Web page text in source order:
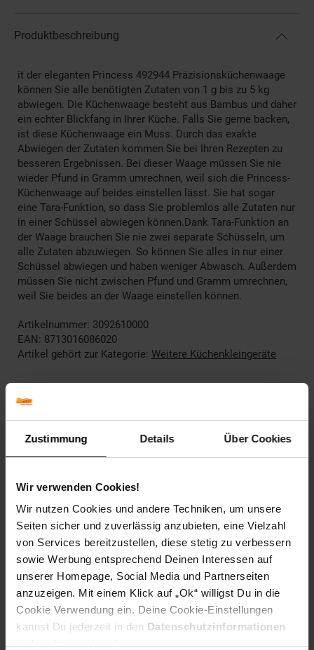
Zustimmung Details Über Cookies
Wir verwenden Cookies!
Wir nutzen Cookies und andere Techniken, um unsere
Seiten sicher und zuverlässig anzubieten, eine Vielzahl
von Services bereitzustellen, diese stetig zu verbessern
sowie Werbung entsprechend Deinen Interessen auf
unserer Homepage, Social Media und Partnerseiten
anzuzeigen. Mit einem Klick auf „Ok“ willigst Du in die
Cookie Verwendung ein. Deine Cookie-Einstellungen
kannst Du jederzeit in den Datenschutzinformationen
Produktbeschreibung
it der eleganten Princess 492944 Präzisionsküchenwaage
können Sie alle benötigten Zutaten von 1 g bis zu 5 kg
abwiegen. Die Küchenwaage besteht aus Bambus und daher
ein echter Blickfang in Ihrer Küche. Falls Sie gerne backen,
ist diese Küchenwaage ein Muss. Durch das exakte
Abwiegen der Zutaten kommen Sie bei Ihren Rezepten zu
besseren Ergebnissen. Bei dieser Waage müssen Sie nie
wieder Pfund in Gramm umrechnen, weil sich die Princess-
Küchenwaage auf beides einstellen lässt. Sie hat sogar
eine Tara-Funktion, so dass Sie problemlos alle Zutaten nur
in einer Schüssel abwiegen können.Dank Tara-Funktion an
der Waage brauchen Sie nie zwei separate Schüsseln, um
alle Zutaten abzuwiegen. So können Sie alles in nur einer
Schüssel abwiegen und haben weniger Abwasch. Außerdem
müssen Sie nicht zwischen Pfund und Gramm umrechnen,
weil Sie beides an der Waage einstellen können.
Artikelnummer: 3092610000
EAN: 8713016086020
Artikel gehört zur Kategorie: Weitere Küchenkleingeräte
Versandinformationen
Altgeräterücknahme
Fußzeile
Weitere Online-Angebote
Netto Reisen